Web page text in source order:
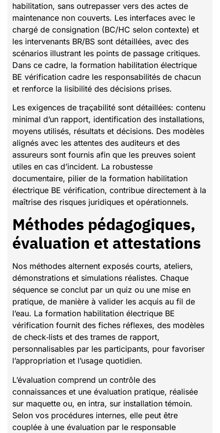
habilitation, sans outrepasser vers des actes de
maintenance non couverts. Les interfaces avec le
chargé de consignation (BC/HC selon contexte) et
les intervenants BR/BS sont détaillées, avec des
scénarios illustrant les points de passage critiques.
Dans ce cadre, la formation habilitation électrique
BE vérification cadre les responsabilités de chacun
et renforce la lisibilité des décisions prises.
Les exigences de traçabilité sont détaillées: contenu
minimal d’un rapport, identification des installations,
moyens utilisés, résultats et décisions. Des modèles
alignés avec les attentes des auditeurs et des
assureurs sont fournis afin que les preuves soient
utiles en cas d’incident. La robustesse
documentaire, pilier de la formation habilitation
électrique BE vérification, contribue directement à la
maîtrise des risques juridiques et opérationnels.
Méthodes pédagogiques,
évaluation et attestations
Nos méthodes alternent exposés courts, ateliers,
démonstrations et simulations réalistes. Chaque
séquence se conclut par un quiz ou une mise en
pratique, de manière à valider les acquis au fil de
l’eau. La formation habilitation électrique BE
vérification fournit des fiches réflexes, des modèles
de check‑lists et des trames de rapport,
personnalisables par les participants, pour favoriser
l’appropriation et l’usage quotidien.
L’évaluation comprend un contrôle des
connaissances et une évaluation pratique, réalisée
sur maquette ou, en intra, sur installation témoin.
Selon vos procédures internes, elle peut être
couplée à une évaluation par le responsable